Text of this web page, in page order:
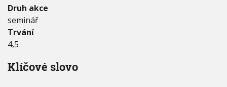
K
Z
K
Y
O
B
Druh akce
seminář
Trvání
4,5
Klíčové slovo